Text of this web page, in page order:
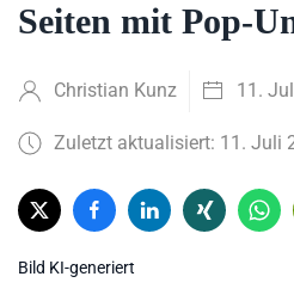
Seiten mit Pop-
Christian Kunz 11.
Zuletzt aktualisiert: 11. Juli
Bild KI-generiert